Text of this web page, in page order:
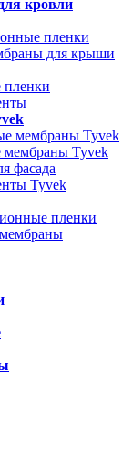
кровли
пленки
для крыши
пленки
мембраны Tyvek
мембраны Tyvek
фасада
Tyvek
пленки